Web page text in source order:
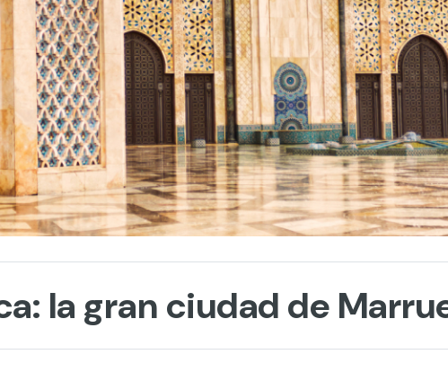
la gran ciudad de